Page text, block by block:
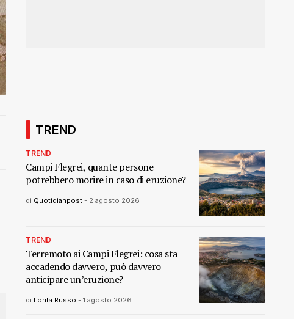
TREND
TREND
Campi Flegrei, quante persone
potrebbero morire in caso di eruzione?
di Quotidianpost - 2 agosto 2026
TREND
Terremoto ai Campi Flegrei: cosa sta
accadendo davvero, può davvero
anticipare un’eruzione?
di Lorita Russo - 1 agosto 2026